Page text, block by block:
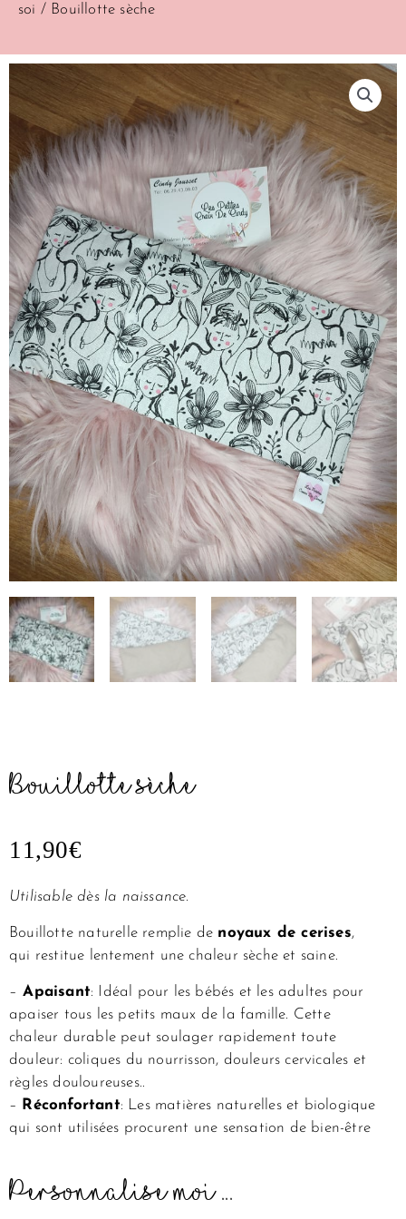
soi / Bouillotte sèche
Bouillotte sèche
11,90€
Utilisable dès la naissance.
Bouillotte naturelle remplie de noyaux de cerises,
qui restitue lentement une chaleur sèche et saine.
– Apaisant: Idéal pour les bébés et les adultes pour
apaiser tous les petits maux de la famille. Cette
chaleur durable peut soulager rapidement toute
douleur: coliques du nourrisson, douleurs cervicales et
règles douloureuses..
–
Réconfortant: Les matières naturelles et biologique
qui sont utilisées procurent une sensation de bien-être
Personnalise moi ...